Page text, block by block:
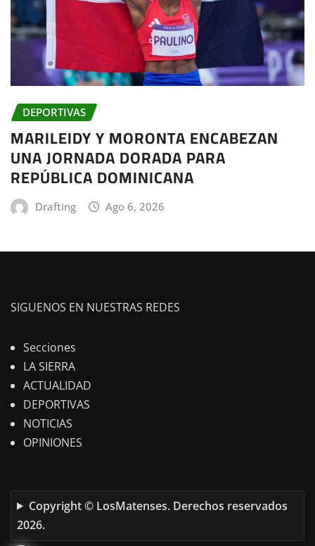
DEPORTIVAS
MARILEIDY Y MORONTA ENCABEZAN
UNA JORNADA DORADA PARA
REPÚBLICA DOMINICANA
Drafting Ago 6, 2026
SIGUENOS EN NUESTRAS REDES
Secciones
LA SIERRA
ACTUALIDAD
DEPORTIVAS
NOTICIAS
OPINIONES
Copyright © LosMatenses. Derechos reservados
2026.